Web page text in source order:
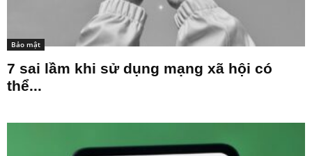
Bảo mật
7 sai lầm khi sử dụng mạng xã hội có
thể...